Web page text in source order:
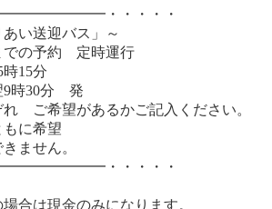
・・・・・
い送迎バス」～
の予約 定時運行
15分
30分 発
ご希望があるかご記入ください。
に希望
ません。
・・・・・
合は現金のみになります。